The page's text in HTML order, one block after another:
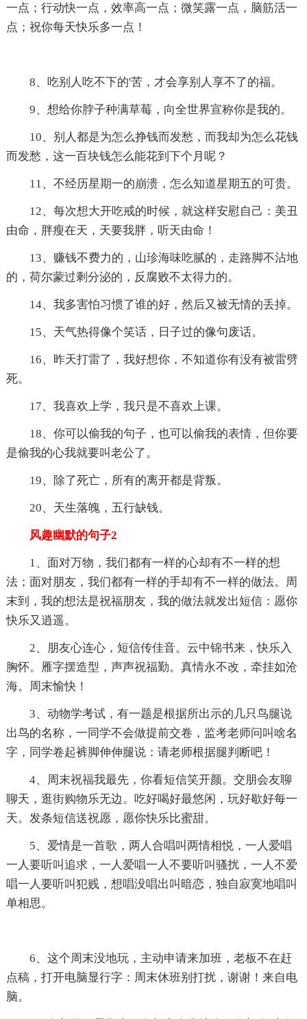
一点；行动快一点，效率高一点；微笑露一点，脑筋活一
点；祝你每天快乐多一点！
8、吃别人吃不下的'苦，才会享别人享不了的福。
9、想给你脖子种满草莓，向全世界宣称你是我的。
10、别人都是为怎么挣钱而发愁，而我却为怎么花钱
而发愁，这一百块钱怎么能花到下个月呢？
11、不经历星期一的崩溃，怎么知道星期五的可贵。
12、每次想大开吃戒的时候，就这样安慰自己：美丑
由命，胖瘦在天，天要我胖，听天由命！
13、赚钱不费力的，山珍海味吃腻的，走路脚不沾地
的，荷尔蒙过剩分泌的，反腐败不太得力的。
14、我多害怕习惯了谁的好，然后又被无情的丢掉。
15、天气热得像个笑话，日子过的像句废话。
16、昨天打雷了，我好想你，不知道你有没有被雷劈
死。
17、我喜欢上学，我只是不喜欢上课。
18、你可以偷我的句子，也可以偷我的表情，但你要
是偷我的心我就要叫老公了。
19、除了死亡，所有的离开都是背叛。
20、天生落魄，五行缺钱。
风趣幽默的句子2
1、面对万物，我们都有一样的心却有不一样的想
法；面对朋友，我们都有一样的手却有不一样的做法。周
末到，我的想法是祝福朋友，我的做法就发出短信：愿你
快乐又逍遥。
2、朋友心连心，短信传佳音。云中锦书来，快乐入
胸怀。雁字摆造型，声声祝福勤。真情永不改，牵挂如沧
海。周末愉快！
3、动物学考试，有一题是根据所出示的几只鸟腿说
出鸟的名称，一同学不会做提前交卷，监考老师问叫啥名
字，同学卷起裤脚伸伸腿说：请老师根据腿判断吧！
4、周末祝福我最先，你看短信笑开颜。交朋会友聊
聊天，逛街购物乐无边。吃好喝好最悠闲，玩好歇好每一
天。发条短信送祝愿，愿你快乐比蜜甜。
5、爱情是一首歌，两人合唱叫两情相悦，一人爱唱
一人要听叫追求，一人爱唱一人不要听叫骚扰，一人不爱
唱一人要听叫犯贱，想唱没唱出叫暗恋，独自寂寞地唱叫
单相思。
6、这个周末没地玩，主动申请来加班，老板不在赶
点稿，打开电脑显行字：周末休班别打扰，谢谢！来自电
脑。